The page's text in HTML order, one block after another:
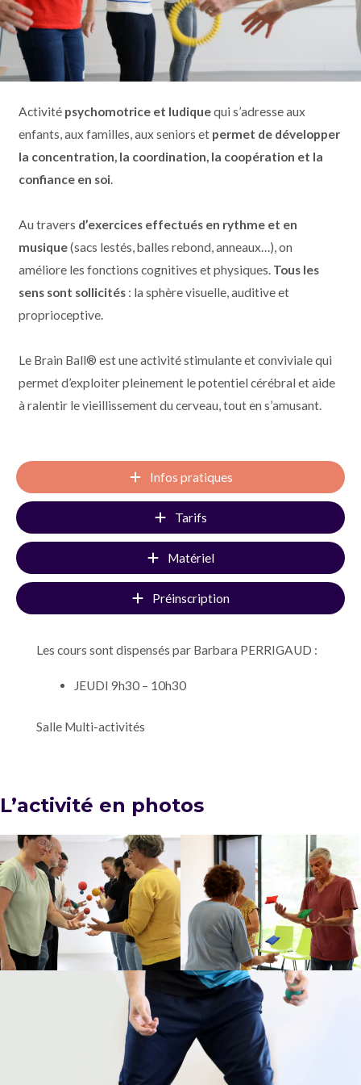
Activité psychomotrice et ludiquequi s’adresse aux
enfants, aux familles, aux seniors et permet de développer
la concentration, la coordination, la coopération et la
confiance en soi.
Au travers d’exercices effectués en rythme et en
musique(sacs lestés, balles rebond, anneaux…), on
améliore les fonctions cognitives et physiques. Tous les
sens sont sollicités : la sphère visuelle, auditive et
proprioceptive.
Le Brain Ball® est une activité stimulante et conviviale qui
permet d’exploiter pleinement le potentiel cérébral et aide
à ralentir le vieillissement du cerveau, tout en s’amusant.
Infos pratiques
Tarifs
Matériel
Préinscription
Les cours sont dispensés par Barbara PERRIGAUD :
JEUDI 9h30 – 10h30
Salle Multi-activités
L’activité en photos